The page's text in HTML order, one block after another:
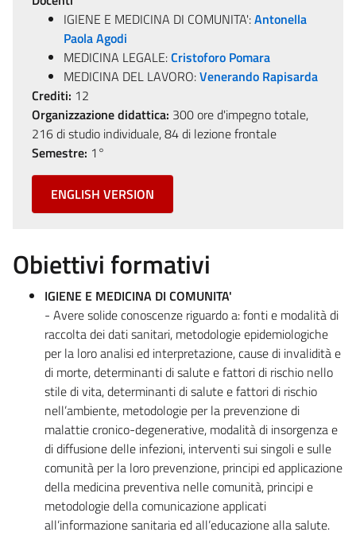
IGIENE E MEDICINA DI COMUNITA':Antonella
Paola Agodi
MEDICINA LEGALE:Cristoforo Pomara
MEDICINA DEL LAVORO:Venerando Rapisarda
Crediti: 12
Organizzazione didattica: 300 ore d'impegno totale,
216 di studio individuale, 84 di lezione frontale
Semestre: 1°
ENGLISH VERSION
Obiettivi formativi
IGIENE E MEDICINA DI COMUNITA'
- Avere solide conoscenze riguardo a: fonti e modalità di
raccolta dei dati sanitari, metodologie epidemiologiche
per la loro analisi ed interpretazione, cause di invalidità e
di morte, determinanti di salute e fattori di rischio nello
stile di vita, determinanti di salute e fattori di rischio
nell’ambiente, metodologie per la prevenzione di
malattie cronico-degenerative, modalità di insorgenza e
di diffusione delle infezioni, interventi sui singoli e sulle
comunità per la loro prevenzione, principi ed applicazione
della medicina preventiva nelle comunità, principi e
metodologie della comunicazione applicati
all’informazione sanitaria ed all’educazione alla salute.